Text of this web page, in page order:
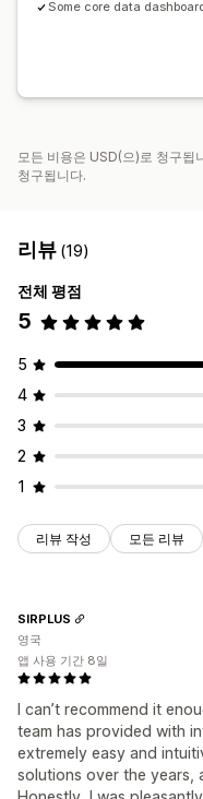
Some core data
모든 비용은 USD(으)로 청구됩
청구됩니다.
리뷰 (19)
전체 평점
5
5
4
3
2
1
리뷰 작성 모든 리뷰
I can’t recommend it
team has provided with
extremely easy and
solutions over the years,
SIRPLUS
영국
앱 사용 기간 8일